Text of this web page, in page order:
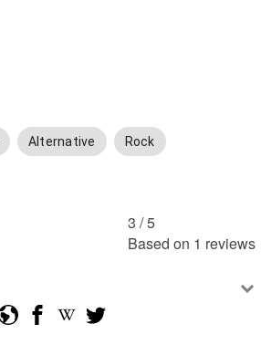
Alternative Rock
3 /5
Based on 1 reviews